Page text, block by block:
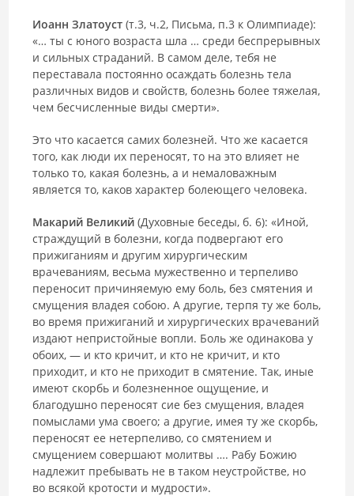
Иоанн Златоуст (т.3, ч.2, Письма, п.3 к Олимпиаде):
«… ты с юного возраста шла … среди беспрерывных
и сильных страданий. В самом деле, тебя не
переставала постоянно осаждать болезнь тела
различных видов и свойств, болезнь более тяжелая,
чем бесчисленные виды смерти».
Это что касается самих болезней. Что же касается
того, как люди их переносят, то на это влияет не
только то, какая болезнь, а и немаловажным
является то, каков характер болеющего человека.
Макарий Великий (Духовные беседы, б. 6): «Иной,
страждущий в болезни, когда подвергают его
прижиганиям и другим хирургическим
врачеваниям, весьма мужественно и терпеливо
переносит причиняемую ему боль, без смятения и
смущения владея собою. А другие, терпя ту же боль,
во время прижиганий и хирургических врачеваний
издают непристойные вопли. Боль же одинакова у
обоих, — и кто кричит, и кто не кричит, и кто
приходит, и кто не приходит в смятение. Так, иные
имеют скорбь и болезненное ощущение, и
благодушно переносят сие без смущения, владея
помыслами ума своего; а другие, имея ту же скорбь,
переносят ее нетерпеливо, со смятением и
смущением совершают молитвы …. Рабу Божию
надлежит пребывать не в таком неустройстве, но
во всякой кротости и мудрости».